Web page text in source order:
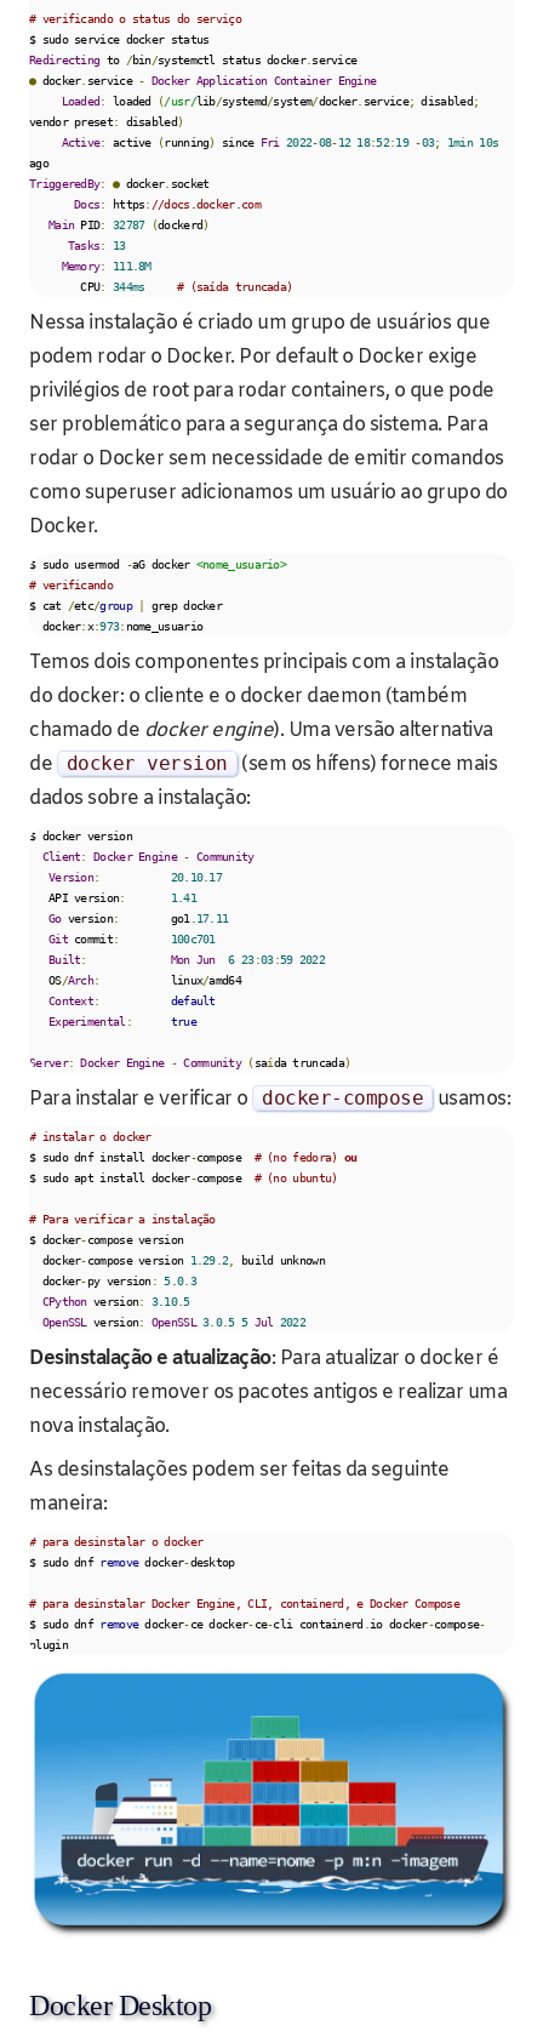
# verificando o status do serviço
Redirecting to /bin/systemctl status docker.
service
● docker. service - Docker Application Container Engine
Loaded: loaded (/usr/lib/systemd/system/docker. service; disabled;
vendor preset: disabled)
Active: active (running) since Fri 2022-08-12 18:52:19 -03; 1min 10s
ago
TriggeredBy: ● docker. socket
Docs: https: //docs.docker.com
Main PID: 32787 (dockerd)
Tasks:
13
Memory:
111.8M
        CPU
: 344ms # (saída truncada)
Nessa instalação é criado um grupo de usuários que
podem rodar o Docker. Por default o Docker exige
privilégios de root para rodar containers, o que pode
ser problemático para a segurança do sistema. Para
rodar o Docker sem necessidade de emitir comandos
como superuser adicionamos um usuário ao grupo do
Docker.
$ sudo usermod -aG docker <nome_usuario>
# verificando
$ cat /etc/group | grep docker
  docker
:x:973: nome_usuario
Temos dois componentes principais com a instalação
do docker: o cliente e o docker daemon (também
chamado de docker engine). Uma versão alternativa
de
docker version
(sem os hífens) fornece mais
dados sobre a instalação:
$ docker version
Client: Docker Engine - Community
Version: 20.10. 17
   API version
:
1.41
Go version:
        go1
17.11
Git commit:
100c701
Built: Mon Jun 6 23:03:59 2022
   OS
/Arch:
           linux
/amd64
Context:
default
Experimental : true
Server: Docker Engine - Community (saída truncada)
Para instalar e verificar o docker- compose usamos:
# instalar o docker
$ sudo dnf install docker-compose # (no fedora) ou
$ sudo apt install docker-compose # (no ubuntu)
# Para verificar a instalação
$ docker-compose version
  docker
-compose version 1.29.2
build unknown
  docker
-py version: 5.0. 3
CPython version: 3.10. 5
OpenSSL
version: OpenSSL 3.0. 5 5 Jul 2022
Desinstalação e atualização: Para atualizar o docker é
necessário remover os pacotes antigos e realizar uma
nova instalação.
As desinstalações podem ser feitas da seguinte
maneira:
# para desinstalar o docker
$ sudo dnf remove docker-desktop
# para desinstalar Docker Engine, CLI, containerd, e Docker Compose
$ sudo dnf remove docker-ce docker-ce-cli containerd. io docker-compose-
plugin
Docker Desktop